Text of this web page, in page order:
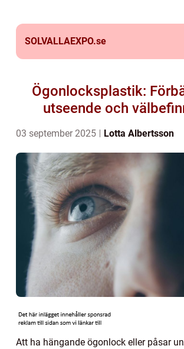
SOLVALLAEXPO.se
Ögonlocksplastik:
utseende och
03 september 2025 Lotta Albertsson
Att ha hängande ögonlock eller påsar